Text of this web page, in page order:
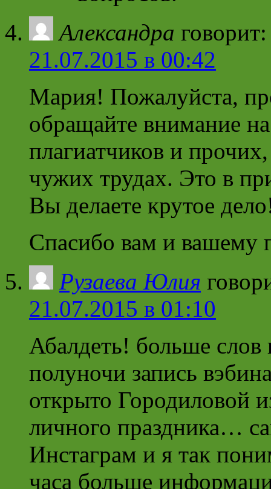
Александра говорит:
21.07.2015 в 00:42
Мария! Пожалуйста,
обращайте внимание
плагиатчиков и
чужих трудах. Это в
Вы делаете крутое
Спасибо вам и вашему
Рузаева Юлия
21.07.2015 в 01:10
Абалдеть! больше слов
полуночи запись
открыто Городиловой
личного праздника…
Инстаграм и я так
часа больше